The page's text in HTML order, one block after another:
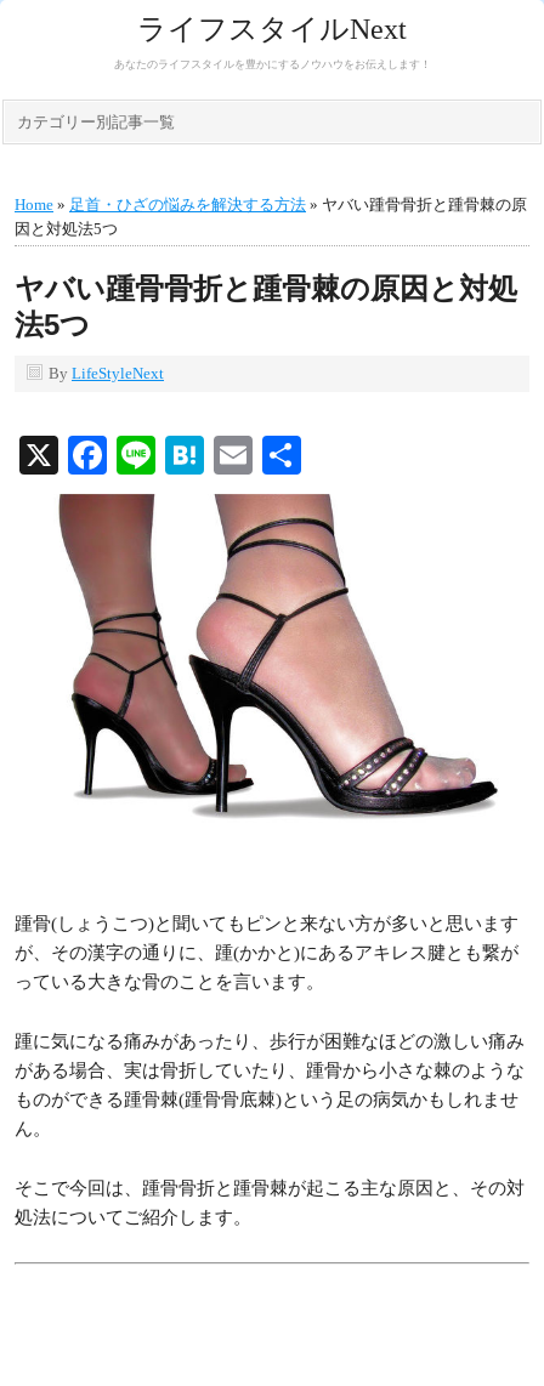
ライフスタイルNext
あなたのライフスタイルを豊かにするノウハウをお伝えします！
カテゴリー別記事一覧
Home » 足首・ひざの悩みを解決する方法 » ヤバい踵骨骨折と踵骨棘の原
因と対処法5つ
ヤバい踵骨骨折と踵骨棘の原因と対処
法5つ
By LifeStyleNext
X Facebook
LineHatenaEmail
有
踵骨(しょうこつ)と聞いてもピンと来ない方が多いと思います
が、その漢字の通りに、踵(かかと)にあるアキレス腱とも繋が
っている大きな骨のことを言います。
踵に気になる痛みがあったり、歩行が困難なほどの激しい痛み
がある場合、実は骨折していたり、踵骨から小さな棘のような
ものができる踵骨棘(踵骨骨底棘)という足の病気かもしれませ
ん。
そこで今回は、踵骨骨折と踵骨棘が起こる主な原因と、その対
処法についてご紹介します。